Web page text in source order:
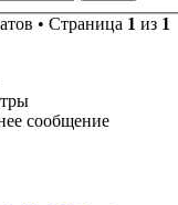
• Страница 1 из 1
сообщение